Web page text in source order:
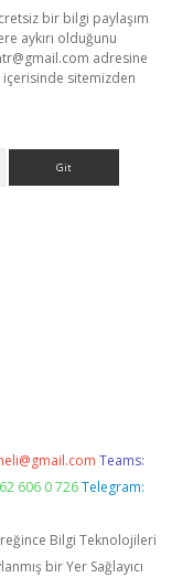
bir bilgi paylaşım
aykırı olduğunu
adresine
sitemizden
Teams:
606 0 726 Telegram:
Bilgi Teknolojileri
bir Yer Sağlayıcı